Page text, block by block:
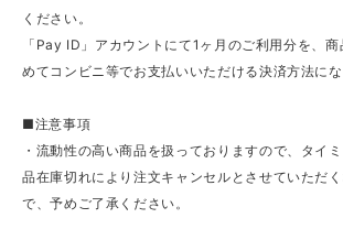
ください。
「Pay ID」アカウントにて1ヶ月のご利用分を、
めてコンビニ等でお支払いいただける決済方法にな
■注意事項
・流動性の高い商品を扱っておりますので、タイ
品在庫切れにより注文キャンセルとさせていただ
で、予めご了承ください。